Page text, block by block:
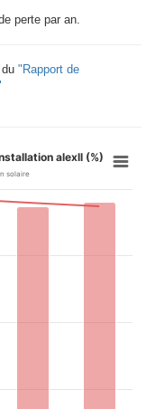
perte par an.
"Rapport de
alexll (%)
solaire